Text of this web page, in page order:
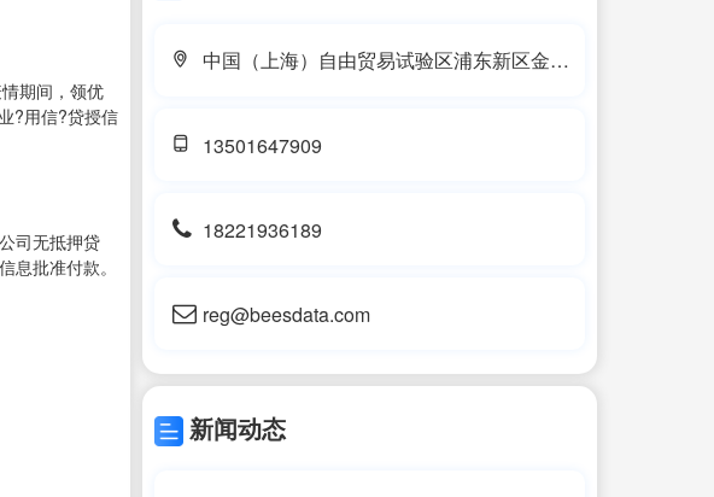
期间，领优
?用信?贷授信
司无抵押贷
批准付款。
中国（上海）自由贸易试验区浦东新区金皖
13501647909
18221936189
reg@beesdata.com
新闻动态